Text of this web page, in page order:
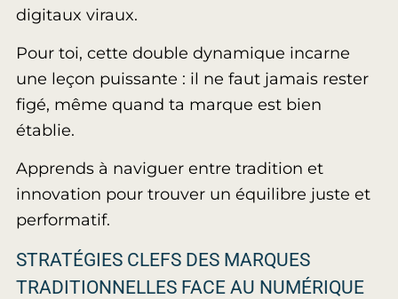
digitaux viraux.
Pour toi, cette double dynamique incarne
une leçon puissante : il ne faut jamais rester
figé, même quand ta marque est bien
établie.
Apprends à naviguer entre tradition et
innovation pour trouver un équilibre juste et
performatif.
STRATÉGIES CLEFS DES MARQUES
TRADITIONNELLES FACE AU NUMÉRIQUE